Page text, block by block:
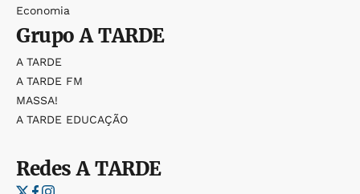
Economia
GrupoA TARDE
A TARDE
A TARDE FM
MASSA!
A TARDE EDUCAÇÃO
RedesA TARDE